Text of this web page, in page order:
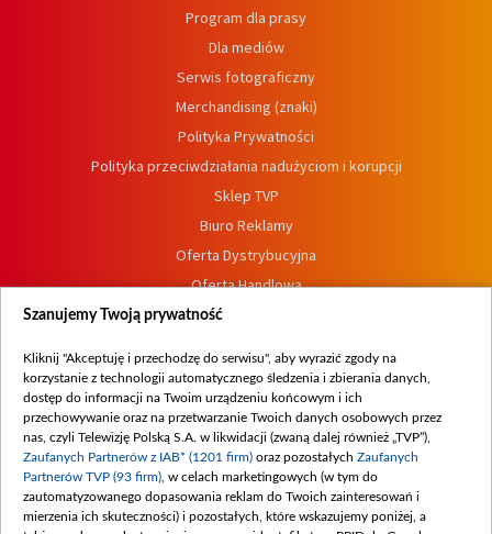
Program dla prasy
Dla mediów
Serwis fotograficzny
Merchandising (znaki)
Polityka Prywatności
Polityka przeciwdziałania nadużyciom i korupcji
Sklep TVP
Biuro Reklamy
Oferta Dystrybucyjna
Oferta Handlowa
Dostępność
Procedura zgłoszeń wewnętrznych
Szanujemy Twoją prywatność
Kliknij "Akceptuję i przechodzę do serwisu", aby wyrazić zgody na
korzystanie z technologii automatycznego śledzenia i zbierania danych,
dostęp do informacji na Twoim urządzeniu końcowym i ich
przechowywanie oraz na przetwarzanie Twoich danych osobowych przez
nas, czyli Telewizję Polską S.A. w likwidacji (zwaną dalej również „TVP”),
Zaufanych Partnerów z IAB* (1201 firm) oraz pozostałych Zaufanych
Partnerów TVP (93 firm) , w celach marketingowych (w tym do
zautomatyzowanego dopasowania reklam do Twoich zainteresowań i
mierzenia ich skuteczności) i pozostałych, które wskazujemy poniżej, a